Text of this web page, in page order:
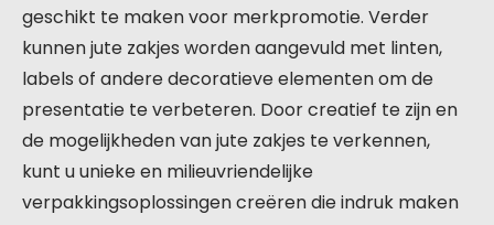
geschikt te maken voor merkpromotie. Verder
kunnen jute zakjes worden aangevuld met linten,
labels of andere decoratieve elementen om de
presentatie te verbeteren. Door creatief te zijn en
de mogelijkheden van jute zakjes te verkennen,
kunt u unieke en milieuvriendelijke
verpakkingsoplossingen creëren die indruk maken